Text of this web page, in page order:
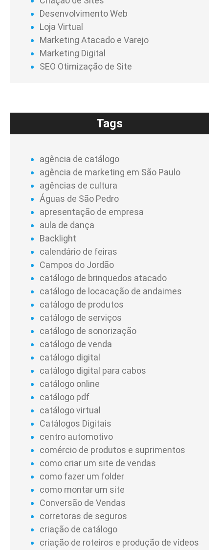
Desenvolvimento Web
Loja Virtual
Marketing Atacado e Varejo
Marketing Digital
SEO Otimização de Site
Tags
agência de catálogo
agência de marketing em São Paulo
agências de cultura
Águas de São Pedro
apresentação de empresa
aula de dança
Backlight
calendário de feiras
Campos do Jordão
catálogo de brinquedos atacado
catálogo de locacação de andaimes
catálogo de produtos
catálogo de serviços
catálogo de sonorização
catálogo de venda
catálogo digital
catálogo digital para cabos
catálogo online
catálogo pdf
catálogo virtual
Catálogos Digitais
centro automotivo
comércio de produtos e suprimentos
como criar um site de vendas
como fazer um folder
como montar um site
Conversão de Vendas
corretoras de seguros
criação de catálogo
criação de roteiros e produção de vídeos